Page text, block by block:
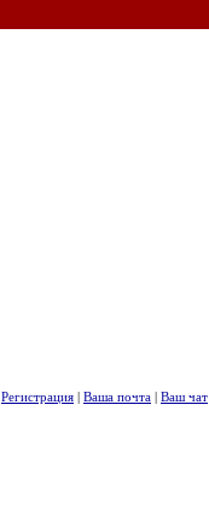
Регистрация | Ваша почта | Ваш чат